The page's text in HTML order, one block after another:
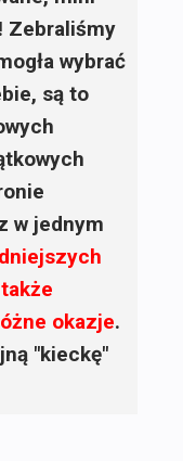
Zebraliśmy
wybrać
są to
w jednym
okazje.
"kieckę"